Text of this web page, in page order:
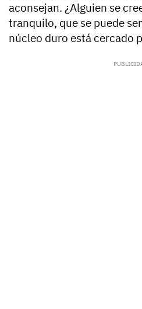
aconsejan. ¿Alguien se
tranquilo, que se puede
núcleo duro está cercado